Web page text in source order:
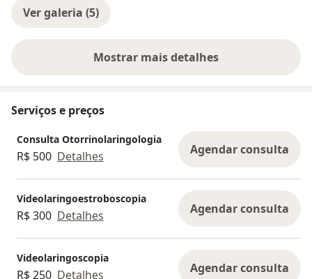
Ver galeria (5)
Mostrar mais detalhes
sobre a experiência
Serviços e preços
Consulta Otorrinolaringologia
R$ 500 Detalhes Agendar consulta
Videolaringoestroboscopia
R$ 300 Detalhes Agendar consulta
Videolaringoscopia
R$ 250 Detalhes Agendar consulta